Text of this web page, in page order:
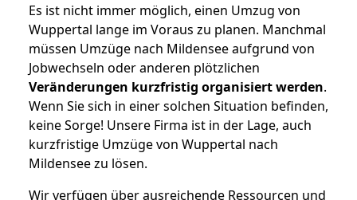
Es ist nicht immer möglich, einen Umzug von
Wuppertal lange im Voraus zu planen. Manchmal
müssen Umzüge nach Mildensee aufgrund von
Jobwechseln oder anderen plötzlichen
Veränderungen kurzfristig organisiert werden.
Wenn Sie sich in einer solchen Situation befinden,
keine Sorge! Unsere Firma ist in der Lage, auch
kurzfristige Umzüge von Wuppertal nach
Mildensee zu lösen.
Wir verfügen über ausreichende Ressourcen und